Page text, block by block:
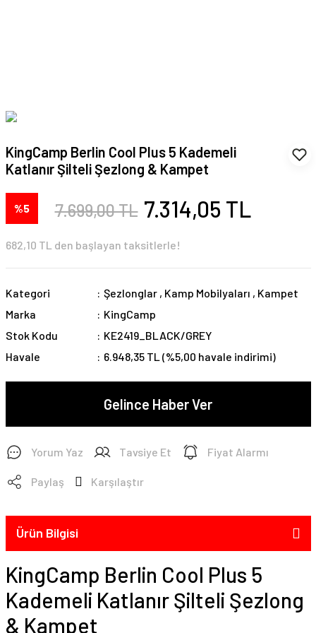
KingCamp Berlin Cool Plus 5 Kademeli
Katlanır Şilteli Şezlong & Kampet
%5 7.699,00 TL 7.314,05 TL
682,10 TL den başlayan taksitlerle!
Kategori Şezlonglar , Kamp Mobilyaları , Kampet
Marka
KingCamp
Stok Kodu
KE2419_BLACK/GREY
Havale
6.948,35 TL (%5,00 havale indirimi)
Gelince Haber Ver
Yorum Yaz Tavsiye Et Fiyat Alarmı
Paylaş Karşılaştır
Ürün Bilgisi
KingCamp Berlin Cool Plus 5
Kademeli Katlanır Şilteli Şezlong
& Kampet